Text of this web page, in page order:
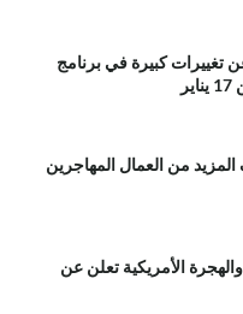
تغييرات كبيرة في برنامج
من العمال المهاجرين
الأمريكية تعلن عن